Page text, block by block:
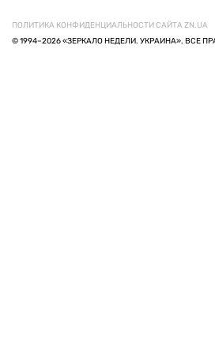
ПОЛИТИКА КОНФИДЕНЦИАЛЬНОСТИ САЙТА ZN.UA
© 1994–2026 «ЗЕРКАЛО НЕДЕЛИ. УКРАИНА». ВСЕ